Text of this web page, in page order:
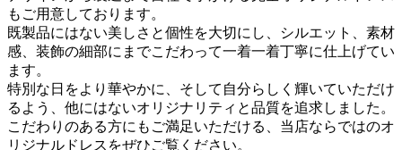
もご用意しております。
既製品にはない美しさと個性を大切にし、シルエット、素材
感、装飾の細部にまでこだわって一着一着丁寧に仕上げてい
ます。
特別な日をより華やかに、そして自分らしく輝いていただけ
るよう、他にはないオリジナリティと品質を追求しました。
こだわりのある方にもご満足いただける、当店ならではのオ
リジナルドレスをぜひご覧ください。